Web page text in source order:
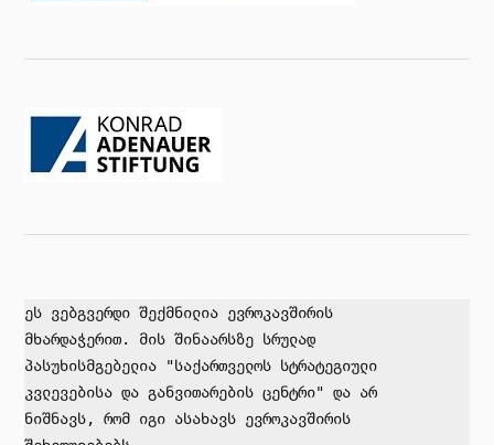
ეს ვებგვერდი შექმნილია ევროკავშირის
მხარდაჭერით. მის შინაარსზე სრულად
პასუხისმგებელია "საქართველოს სტრატეგიული
კვლევებისა და განვითარების ცენტრი" და არ
ნიშნავს, რომ იგი ასახავს ევროკავშირის